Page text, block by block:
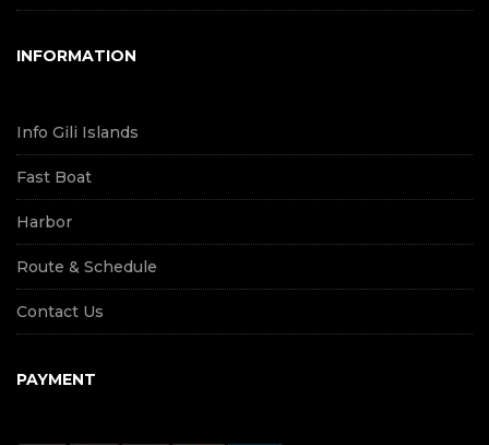
INFORMATION
Info Gili Islands
Fast Boat
Harbor
Route & Schedule
Contact Us
PAYMENT